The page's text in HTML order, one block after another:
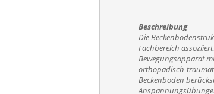
Beschreibung
Die
Fachbereich
Bewegungsapparat
orthopädisch-
Beckenboden